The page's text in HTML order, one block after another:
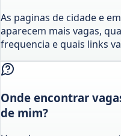
As paginas de cidade e
aparecem mais vagas,
frequencia e quais links
Onde encontrar
de mim?